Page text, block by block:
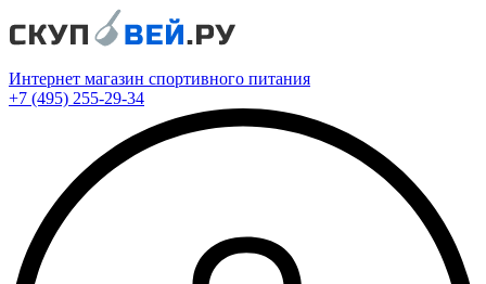
Интернет магазин спортивного питания
+7 (495) 255-29-34